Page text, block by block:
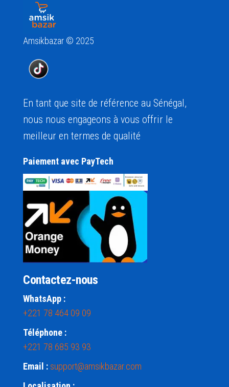
Amsikbazar © 2025
En tant que site de référence au Sénégal,
nous nous engageons à vous offrir le
meilleur en termes de qualité
Paiement avec PayTech
Contactez-nous
WhatsApp :
+221 78 464 09 09
Téléphone :
+221 78 685 93 93
Email : support@amsikbazar.com